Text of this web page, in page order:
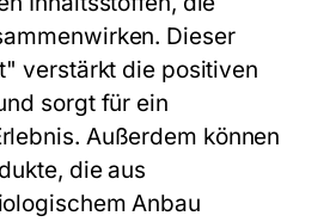
Dieser
verstärkt die positiven
sorgt für ein
Außerdem können
die aus
Anbau